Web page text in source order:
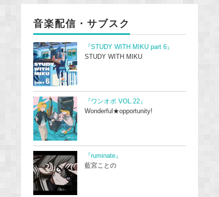
音楽配信・サブスク
『STUDY WITH MIKU part 6』
STUDY WITH MIKU
『ワンオポ VOL.22』
Wonderful★opportunity!
『ruminate』
藍宮ことの